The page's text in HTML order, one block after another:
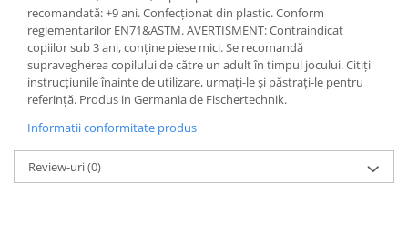
recomandată: +9 ani. Confecționat din plastic. Conform
reglementarilor EN71&ASTM. AVERTISMENT: Contraindicat
copiilor sub 3 ani, conține piese mici. Se recomandă
supravegherea copilului de către un adult în timpul jocului. Citiți
instrucțiunile înainte de utilizare, urmați-le și păstrați-le pentru
referință. Produs in Germania de Fischertechnik.
Informatii conformitate produs
Review-uri(0)